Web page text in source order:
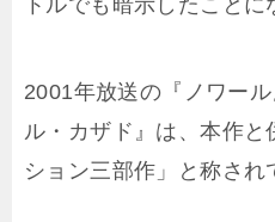
トルでも暗示したことに
2001年放送の『ノワー
ル・カザド』は、本作と
ション三部作」と称され